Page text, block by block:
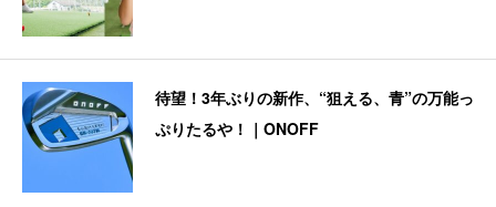
待望！3年ぶりの新作、“狙える、青”の万能っ
ぷりたるや！｜ONOFF